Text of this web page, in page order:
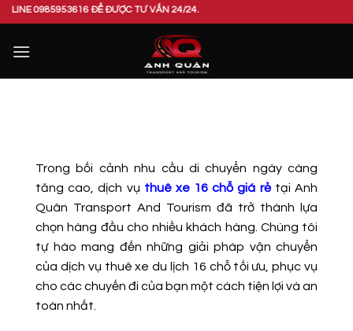
Bỏ
nội
ĐỂ ĐƯỢC TƯ VẤN 24/24.
Trong bối cảnh nhu cầu di chuyển ngày càng
tăng cao, dịch vụ thuê xe 16 chỗ giá rẻtại Anh
Quân Transport And Tourism đã trở thành lựa
chọn hàng đầu cho nhiều khách hàng. Chúng tôi
tự hào mang đến những giải pháp vận chuyển
của dịch vụ thuê xe du lịch 16 chỗ tối ưu, phục vụ
cho các chuyến đi của bạn một cách tiện lợi và an
toàn nhất.